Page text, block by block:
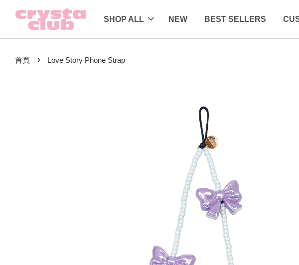
SHOP ALL NEW BEST SELLERS
首頁 › Love Story Phone Strap